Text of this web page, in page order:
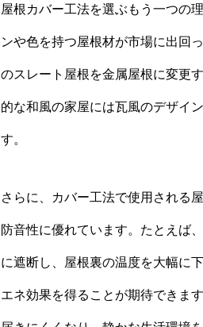
屋根カバー工法を選ぶもう一つの
ンや色を持つ屋根材が市場に出回
のスレート屋根を金属屋根に変更
的な和風の家屋には瓦風のデザイ
す。
さらに、カバー工法で使用される
防音性に優れています。たとえば
に遮断し、屋根裏の温度を大幅に
エネ効果を得ることが期待できま